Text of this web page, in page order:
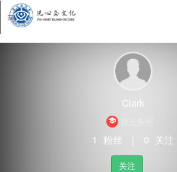
Clark
1 粉丝 0 关注
关注